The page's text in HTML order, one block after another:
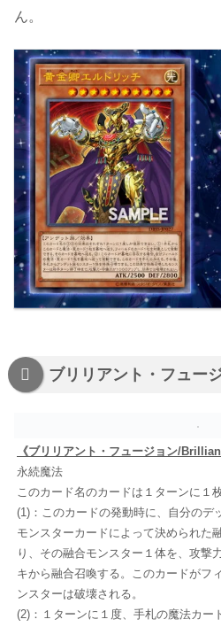
ん。
ブリリアント・フュー
《ブリリアント・フュージョン/
永続魔法
このカード名のカードは１ターンに１
(1)：このカードの発動時に、自分のデ
モンスターカードによって決められた
り、その融合モンスター１体を、攻撃
キから融合召喚する。このカードがフ
ンスターは破壊される。
(2)：１ターンに１度、手札の魔法カー